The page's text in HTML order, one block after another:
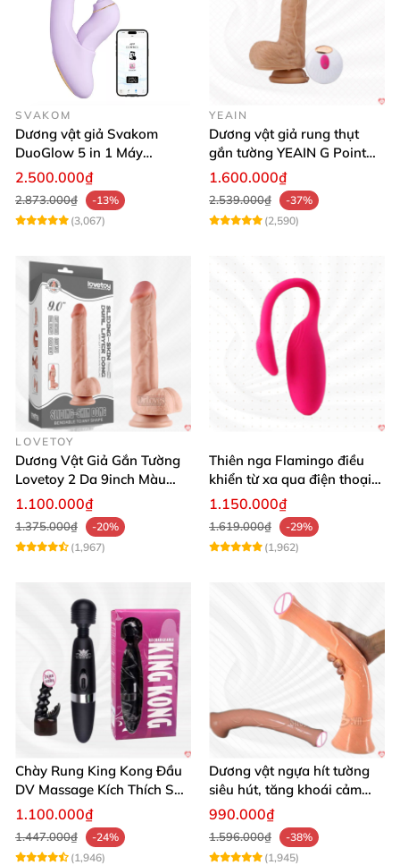
SVAKOM
Dương vật giả Svakom
DuoGlow 5 in 1 Máy
Massage Điểm G & Âm Vật
Điều Khiển App
2.500.000₫
2.873.000₫
-13%
(3,067)
YEAIN
Dương vật giả rung thụt
gắn tường YEAIN G Point
siêu thực điều khiển từ xa
1.600.000₫
2.539.000₫
-37%
(2,590)
LOVETOY
Dương Vật Giả Gắn Tường
Lovetoy 2 Da 9inch Màu
Flesh Hàng Chính Hãng
1.100.000₫
1.375.000₫
-20%
(1,967)
Thiên nga Flamingo điều
khiển từ xa qua điện thoại
cực dễ dàng
1.150.000₫
1.619.000₫
-29%
(1,962)
Chày Rung King Kong Đầu
DV Massage Kích Thích Sâu
Mạnh Mẽ
1.100.000₫
1.447.000₫
-24%
(1,946)
Dương vật ngựa hít tường
siêu hút, tăng khoái cảm
tận hưởng
990.000₫
1.596.000₫
-38%
(1,945)